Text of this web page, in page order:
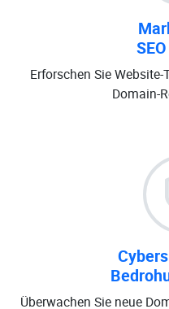
Erforschen Sie
Domain-
Überwachen Sie neue